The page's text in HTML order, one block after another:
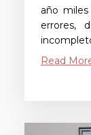
año
errores,
Read